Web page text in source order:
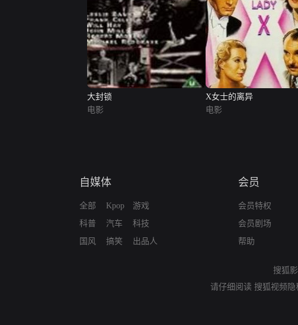
大封锁
电影
X女士的离异
电影
自媒体
全部
科普
国风
Kpop
汽车
搞笑
游戏
科技
出品人
会员
会员特权
会员剧场
帮助
搜狐
请仔细阅读 搜狐视频隐